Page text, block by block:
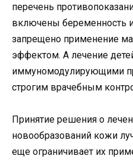
перечень
включены беременность
запрещено применение
эффектом. А лечение
иммуномодулирующими
строгим врачебным
Принятие решения о
новообразований кожи
еще ограничивает их